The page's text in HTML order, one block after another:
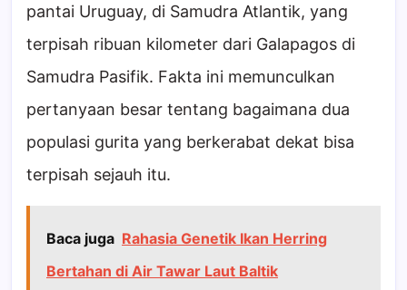
pantai Uruguay, di Samudra Atlantik, yang
terpisah ribuan kilometer dari Galapagos di
Samudra Pasifik. Fakta ini memunculkan
pertanyaan besar tentang bagaimana dua
populasi gurita yang berkerabat dekat bisa
terpisah sejauh itu.
Baca juga Rahasia Genetik Ikan Herring
Bertahan di Air Tawar Laut Baltik